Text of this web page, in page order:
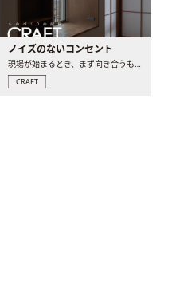
ノイズのないコンセント
現場が始まるとき、まず向き合うものの一つがコンセントです..
CRAFT